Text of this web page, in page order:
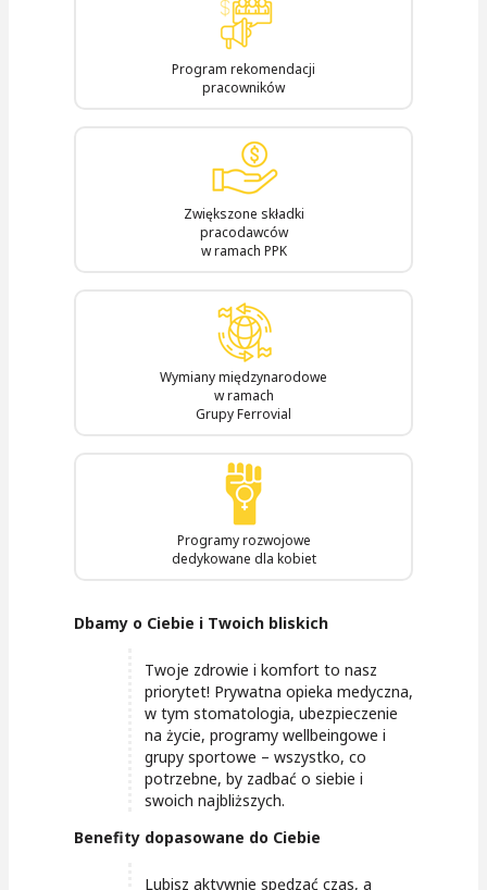
Program rekomendacji
pracowników
Zwiększone składki
pracodawców
w ramach PPK
Wymiany międzynarodowe
w ramach
Grupy Ferrovial
Programy rozwojowe
dedykowane dla kobiet
Dbamy o Ciebie i Twoich bliskich
Twoje zdrowie i komfort to nasz
priorytet! Prywatna opieka medyczna,
w tym stomatologia, ubezpieczenie
na życie, programy wellbeingowe i
grupy sportowe – wszystko, co
potrzebne, by zadbać o siebie i
swoich najbliższych.
Benefity dopasowane do Ciebie
Lubisz aktywnie spędzać czas, a